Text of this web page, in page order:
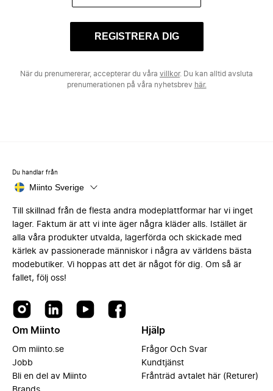
REGISTRERA DIG
När du prenumererar, accepterar du våra villkor. Du kan alltid avsluta
prenumerationen på våra nyhetsbrev här.
Du handlar från
Miinto Sverige
Till skillnad från de flesta andra modeplattformar har vi inget
lager. Faktum är att vi inte äger några kläder alls. Istället är
alla våra produkter utvalda, lagerförda och skickade med
kärlek av passionerade människor i några av världens bästa
modebutiker. Vi hoppas att det är något för dig. Om så är
fallet, följ oss!
Om Miinto
Om miinto.se
Jobb
Bli en del av Miinto
Hjälp
Frågor Och Svar
Kundtjänst
Frånträd avtalet här (Returer)